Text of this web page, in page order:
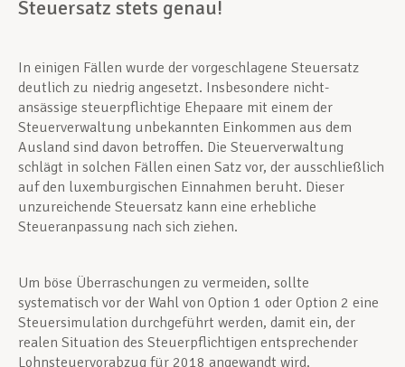
Steuersatz stets genau!
In einigen Fällen wurde der vorgeschlagene Steuersatz
deutlich zu niedrig angesetzt. Insbesondere nicht-
ansässige steuerpflichtige Ehepaare mit einem der
Steuerverwaltung unbekannten Einkommen aus dem
Ausland sind davon betroffen. Die Steuerverwaltung
schlägt in solchen Fällen einen Satz vor, der ausschließlich
auf den luxemburgischen Einnahmen beruht. Dieser
unzureichende Steuersatz kann eine erhebliche
Steueranpassung nach sich ziehen.
Um böse Überraschungen zu vermeiden, sollte
systematisch vor der Wahl von Option 1 oder Option 2 eine
Steuersimulation durchgeführt werden, damit ein, der
realen Situation des Steuerpflichtigen entsprechender
Lohnsteuervorabzug für 2018 angewandt wird.